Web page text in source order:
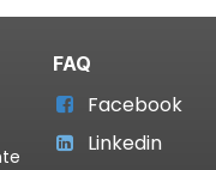
FAQ
Facebook
Linkedin